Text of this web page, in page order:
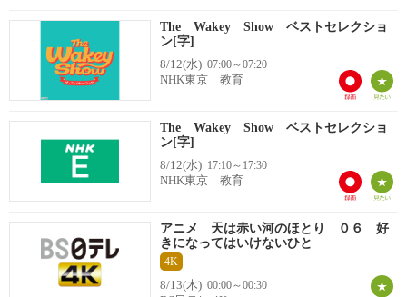
The Wakey Show ベストセレクショ
ン[字]
8/12(水) 07:00～07:20
NHK東京 教育
The Wakey Show ベストセレクショ
ン[字]
8/12(水) 17:10～17:30
NHK東京 教育
アニメ 天は赤い河のほとり ０６ 好
きになってはいけないひと
4K
8/13(木) 00:00～00:30